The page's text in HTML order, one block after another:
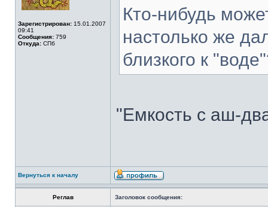
Зарегистрирован: 15.01.2007
09:41
Сообщения: 759
Откуда: СПб
Кто-нибудь
настолько же
близкого к
"Емкость с аш-
Вернуться к началу
Реглав Заголовок сообщения: